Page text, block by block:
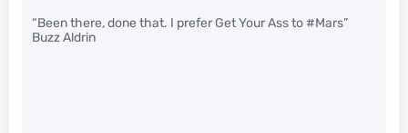
“Been there, done that. I prefer Get Your Ass to #Mars”
Buzz Aldrin